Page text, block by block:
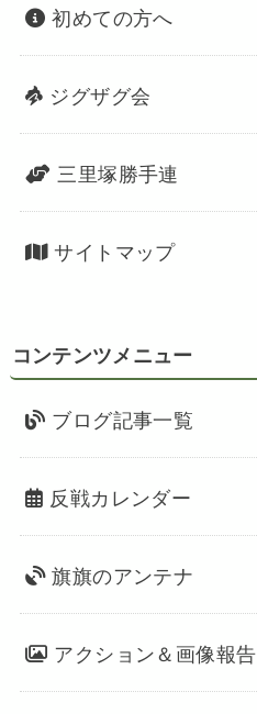
初めての方へ
ジグザグ会
三里塚勝手連
サイトマップ
コンテンツメニュー
ブログ記事一覧
反戦カレンダー
旗旗のアンテナ
アクション＆画像報告